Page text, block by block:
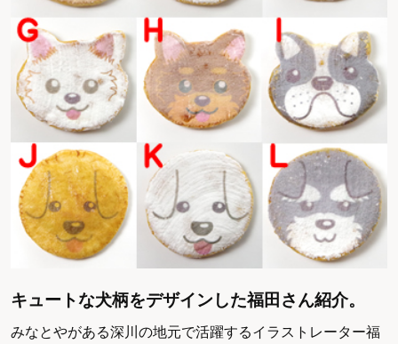
キュートな犬柄をデザインした福田さん紹介。
みなとやがある深川の地元で活躍するイラストレーター福